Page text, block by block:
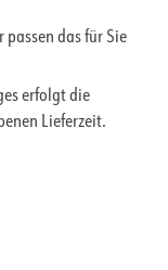
passen das für Sie
erfolgt die
Lieferzeit.